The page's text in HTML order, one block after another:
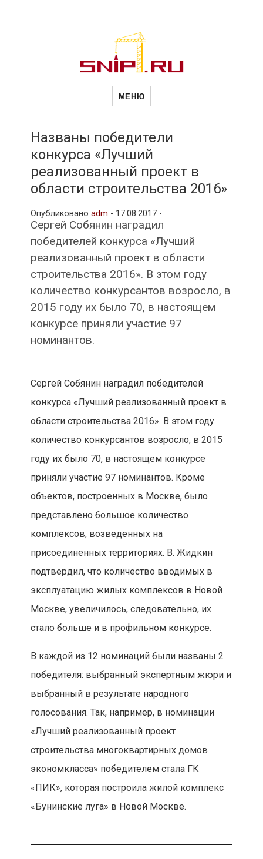
Новости
и
МЕНЮ
Названы победители
конкурса «Лучший
реализованный проект в
области строительства 2016»
Опубликовано adm - 17.08.2017 -
Сергей Собянин наградил
победителей конкурса «Лучший
реализованный проект в области
строительства 2016». В этом году
количество конкурсантов возросло, в
2015 году их было 70, в настоящем
конкурсе приняли участие 97
номинантов.
Сергей Собянин наградил победителей
конкурса «Лучший реализованный проект в
области строительства 2016». В этом году
количество конкурсантов возросло, в 2015
году их было 70, в настоящем конкурсе
приняли участие 97 номинантов. Кроме
объектов, построенных в Москве, было
представлено большое количество
комплексов, возведенных на
присоединенных территориях. В. Жидкин
подтвердил, что количество вводимых в
эксплуатацию жилых комплексов в Новой
Москве, увеличилось, следовательно, их
стало больше и в профильном конкурсе.
В каждой из 12 номинаций были названы 2
победителя: выбранный экспертным жюри и
выбранный в результате народного
голосования. Так, например, в номинации
«Лучший реализованный проект
строительства многоквартирных домов
экономкласса» победителем стала ГК
«ПИК», которая построила жилой комплекс
«Бунинские луга» в Новой Москве.